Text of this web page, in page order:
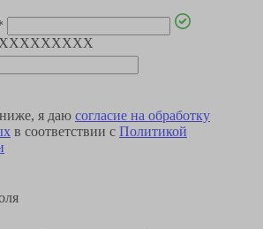
я даю согласие на обработку
в соответствии с Политикой